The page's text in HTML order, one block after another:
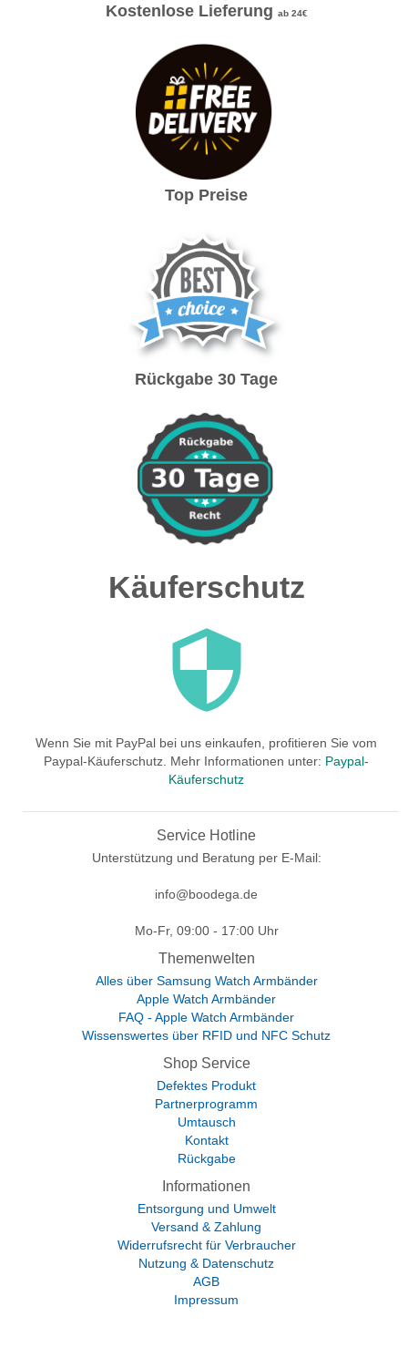
Kostenlose Lieferung ab 24€
Top Preise
Rückgabe 30 Tage
Käuferschutz
Wenn Sie mit PayPal bei uns einkaufen, profitieren Sie vom
Paypal-Käuferschutz. Mehr Informationen unter: Paypal-
Käuferschutz
Service Hotline
Unterstützung und Beratung per E-Mail:
info@boodega.de
Mo-Fr, 09:00 - 17:00 Uhr
Themenwelten
Alles über Samsung Watch Armbänder
Apple Watch Armbänder
FAQ - Apple Watch Armbänder
Wissenswertes über RFID und NFC Schutz
Shop Service
Defektes Produkt
Partnerprogramm
Umtausch
Kontakt
Rückgabe
Informationen
Entsorgung und Umwelt
Versand & Zahlung
Widerrufsrecht für Verbraucher
Nutzung & Datenschutz
AGB
Impressum